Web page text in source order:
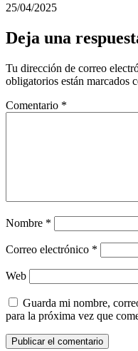
25/04/2025
Deja una
Tu dirección de correo
obligatorios están marcados
Comentario *
Nombre *
Correo electrónico *
Web
Guarda mi nombre,
para la próxima vez que